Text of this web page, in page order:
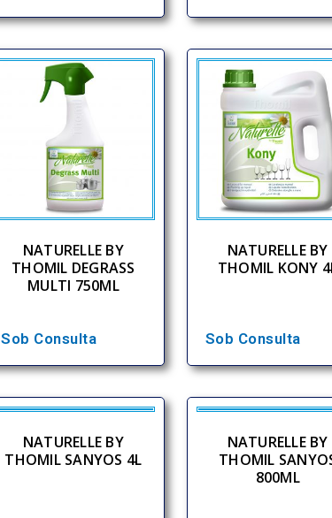
NATURELLE BY
THOMIL DEGRASS
MULTI 750ML
Sob Consulta
NATURELLE BY
THOMIL KONY
Sob Consulta
NATURELLE BY
THOMIL SANYOS 4L
NATURELLE BY
THOMIL
800ML